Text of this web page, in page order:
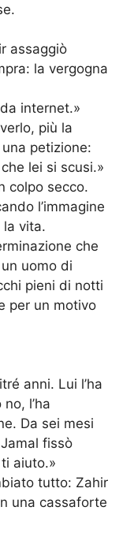
assaggiò
la vergogna
internet.»
più la
petizione:
lei si scusi.»
colpo secco.
l’immagine
vita.
che
uomo di
pieni di notti
per un motivo
anni. Lui l’ha
l’ha
Da sei mesi
fissò
aiuto.»
tutto: Zahir
una cassaforte